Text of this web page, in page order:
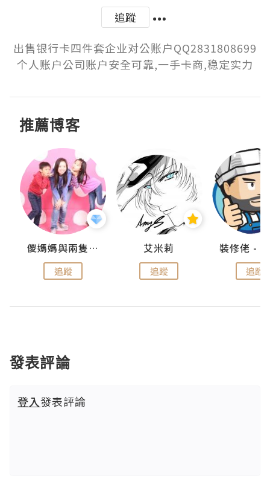
追蹤
出售银行卡四件套企业对公账户QQ2831808699
个人账户公司账户安全可靠,一手卡商,稳定实力
推薦博客
儍媽媽與兩隻小魔怪之家
追蹤
艾米莉
追蹤 追蹤
發表評論
登入發表評論